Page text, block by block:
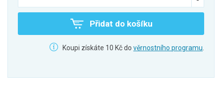
Přidat do košíku
Koupi získáte 10 Kč do věrnostního programu